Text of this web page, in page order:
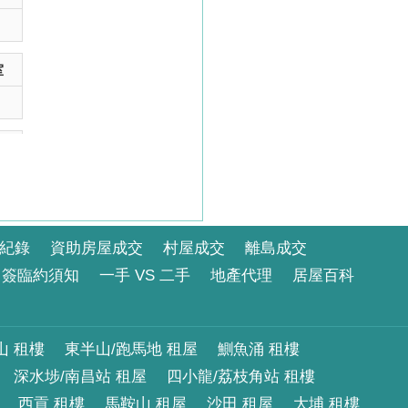
錄 資助房屋成交 村屋成交
離島成交
簽臨約須知
一手 VS 二手 地產代理 居屋百科
租樓 東半山/跑馬地 租屋
鰂魚涌 租樓
深水埗/南昌站 租屋
四小龍/荔枝角站 租樓
西貢 租樓
馬鞍山 租屋 沙田 租屋 大埔 租樓